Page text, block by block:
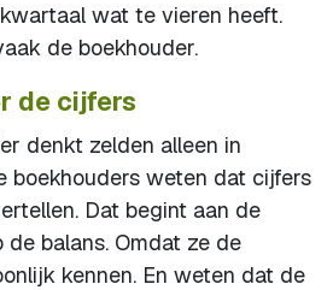
wat te vieren heeft.
de boekhouder.
de cijfers
denkt zelden alleen in
boekhouders weten dat cijfers
Dat begint aan de
de balans. Omdat ze de
kennen. En weten dat de